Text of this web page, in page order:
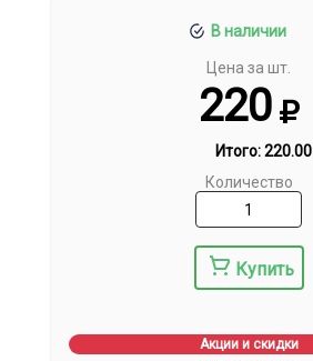
В наличии
Цена за шт.
220
Итого:220.00
Количество
Купить
Акции и скидки